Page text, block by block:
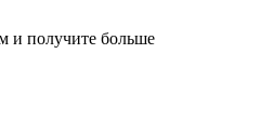
и получите больше